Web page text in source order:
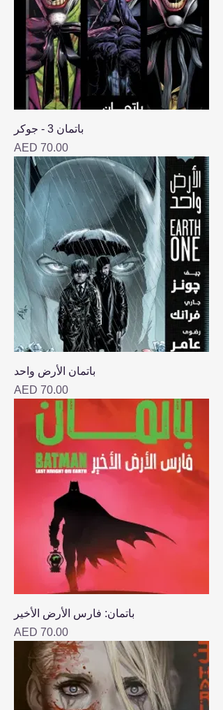
باتمان 3 - جوكر
Price
AED 70.00
باتمان الأرض واحد
Price
AED 70.00
باتمان: فارس الأرض الأخير
Price
AED 70.00